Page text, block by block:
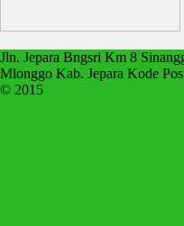
Jln. Jepara Bngsri Km 8
Mlonggo Kab. Jepara Kode
© 2015